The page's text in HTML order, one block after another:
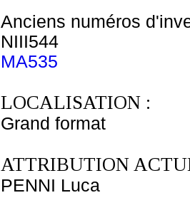
Anciens numéros
NIII544
MA535
LOCALISATION :
Grand format
ATTRIBUTION
PENNI Luca